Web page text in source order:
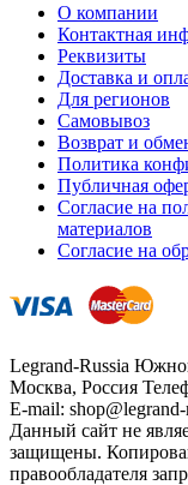
О компании
Контактная
Реквизиты
Доставка и
Для регионов
Самовывоз
Возврат и
Политика
Публичная
Согласие на
материалов
Согласие на
Legrand-Russia
Москва, Россия
E-mail:
Данный сайт не
защищены.
правообладателя